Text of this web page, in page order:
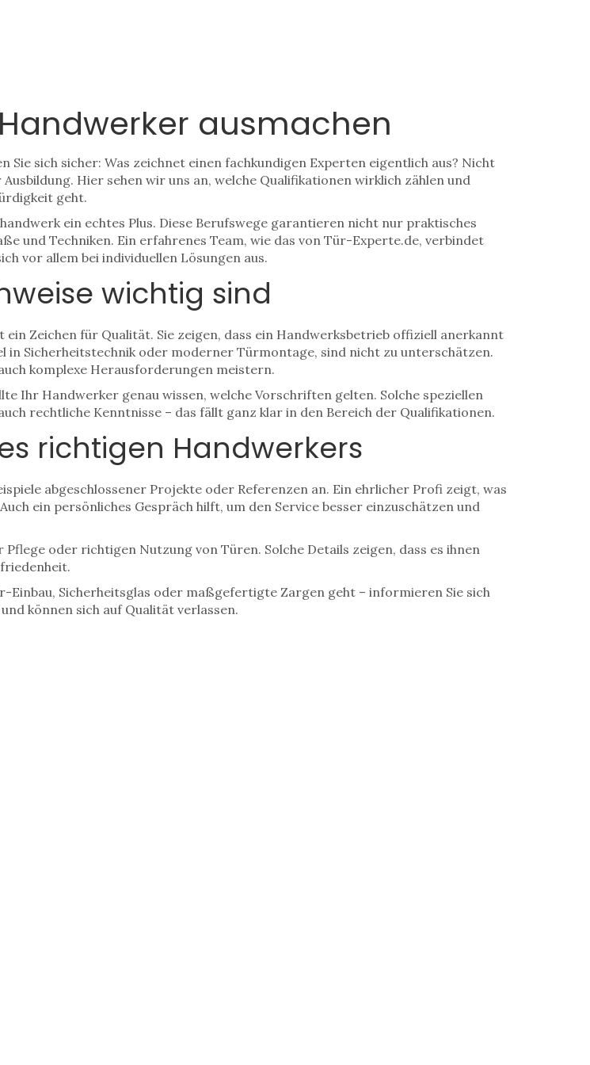
ausmachen
sich sicher: Was zeichnet einen fachkundigen Experten eigentlich aus? Nicht
Hier sehen wir uns an, welche Qualifikationen wirklich zählen und
geht.
ein echtes Plus. Diese Berufswege garantieren nicht nur praktisches
und Techniken. Ein erfahrenes Team, wie das von Tür-Experte.de, verbindet
vor allem bei individuellen Lösungen aus.
wichtig sind
Zeichen für Qualität. Sie zeigen, dass ein Handwerksbetrieb offiziell anerkannt
in Sicherheitstechnik oder moderner Türmontage, sind nicht zu unterschätzen.
komplexe Herausforderungen meistern.
Ihr Handwerker genau wissen, welche Vorschriften gelten. Solche speziellen
rechtliche Kenntnisse – das fällt ganz klar in den Bereich der Qualifikationen.
richtigen Handwerkers
abgeschlossener Projekte oder Referenzen an. Ein ehrlicher Profi zeigt, was
ein persönliches Gespräch hilft, um den Service besser einzuschätzen und
oder richtigen Nutzung von Türen. Solche Details zeigen, dass es ihnen
Einbau, Sicherheitsglas oder maßgefertigte Zargen geht – informieren Sie sich
können sich auf Qualität verlassen.